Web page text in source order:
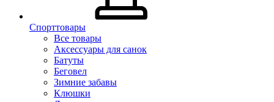
Спорттовары
Все товары
Аксессуары для санок
Батуты
Беговел
Зимние забавы
Клюшки